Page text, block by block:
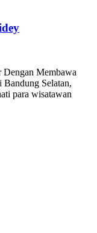
Membawa
Selatan,
para wisatawan